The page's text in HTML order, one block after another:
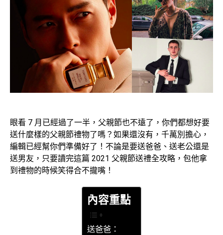
眼看 7 月已經過了一半，父親節也不遠了，你們都想好要
送什麼樣的父親節禮物了嗎？如果還沒有，千萬別擔心，
編輯已經幫你們準備好了！不論是要送爸爸、送老公還是
送男友，只要讀完這篇 2021 父親節送禮全攻略，包他拿
到禮物的時候笑得合不攏嘴！
內容重點
送爸爸：